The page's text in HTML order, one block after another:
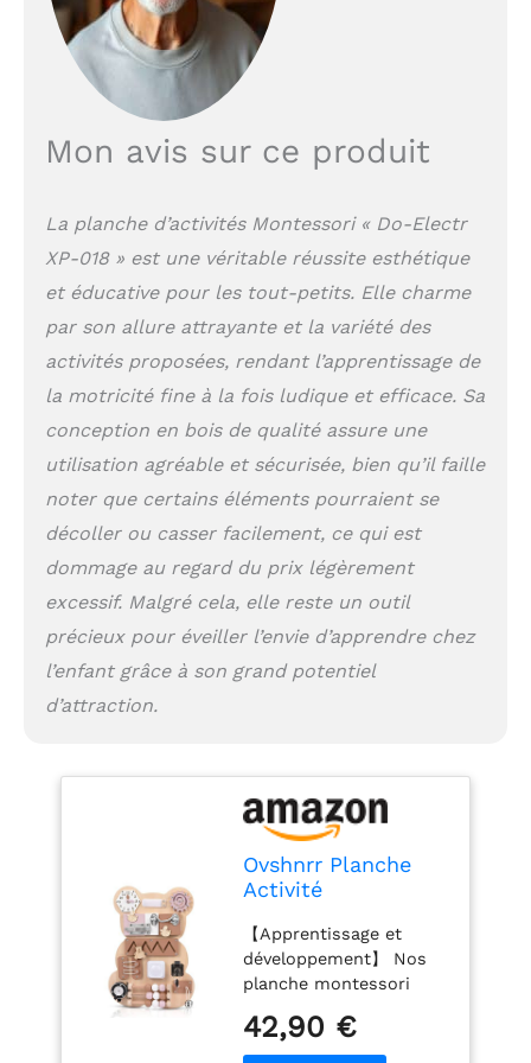
bords sont
soigneusement polis
pour garantir que
besoin de s'inquiéter
des rayures sur les
vous voyagiez en voiture
ou en avion, le busy
board peut occuper
votre enfant pendant
longtemps, non
seulement peut garder
l'énergie des parents,
mais également exercer
la capacité
d'apprentissage des
cadeau】 Ce planche
busy board est plein de
défis amusants pour
éloigner les enfants des
écrans électroniques, et
la forme mignonne est
des enfants 【Garantie
produits et un service
attentionné
Mon avis sur ce produit
La planche d’activités Montessori « Do-Electr
XP-018 » est une véritable réussite esthétique
et éducative pour les tout-petits. Elle charme
par son allure attrayante et la variété des
activités proposées, rendant l’apprentissage de
la motricité fine à la fois ludique et efficace. Sa
conception en bois de qualité assure une
utilisation agréable et sécurisée, bien qu’il faille
noter que certains éléments pourraient se
décoller ou casser facilement, ce qui est
dommage au regard du prix légèrement
excessif. Malgré cela, elle reste un outil
précieux pour éveiller l’envie d’apprendre chez
l’enfant grâce à son grand potentiel
d’attraction.
Ovshnrr Planche
Activité
Board Montessori
Jeux pour
Apprendre la
Motricité Fine
Tableau Montessori
【Apprentissage et
développement】 Nos
planche montessori
conçus pour les enfants
âgés de 1 à 3 ans et
42,90 €